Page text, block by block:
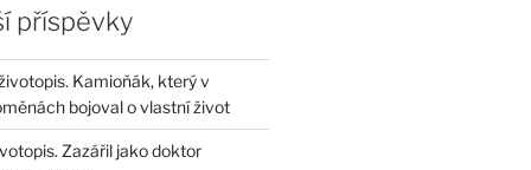
příspěvky
Kamioňák, který v
bojoval o vlastní život
Zazářil jako doktor